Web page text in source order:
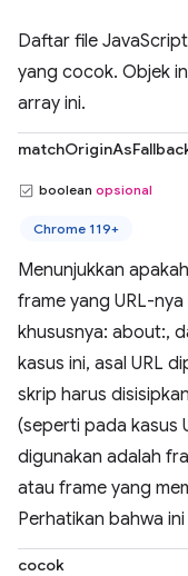
Daftar file
yang cocok. Objek
array ini.
boolean opsional
Chrome 119+
Menunjukkan
frame yang URL-
khususnya: about:,
kasus ini, asal URL
skrip harus
(seperti pada kasus
digunakan adalah
atau frame yang
Perhatikan bahwa
cocok